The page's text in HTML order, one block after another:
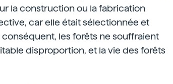
la construction ou la fabrication
car elle était sélectionnée et
les forêts ne souffraient
disproportion, et la vie des forêts